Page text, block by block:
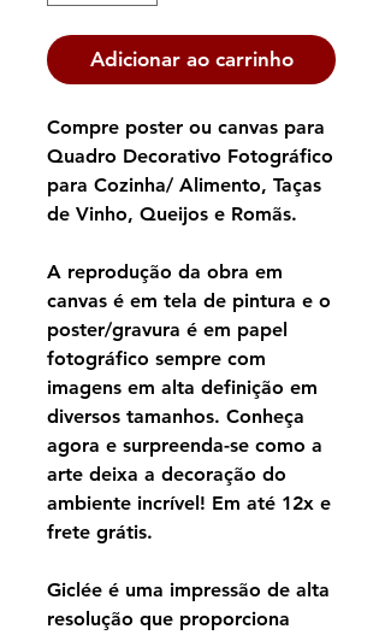
Adicionar ao carrinho
Compre poster ou canvas para
Quadro Decorativo Fotográfico
para Cozinha/ Alimento, Taças
de Vinho, Queijos e Romãs.
A reprodução da obra em
canvas é em tela de pintura e o
poster/gravura é em papel
fotográfico sempre com
imagens em alta definição em
diversos tamanhos. Conheça
agora e surpreenda-se como a
arte deixa a decoração do
ambiente incrível! Em até 12x e
frete grátis.
Giclée é uma impressão de alta
resolução que proporciona